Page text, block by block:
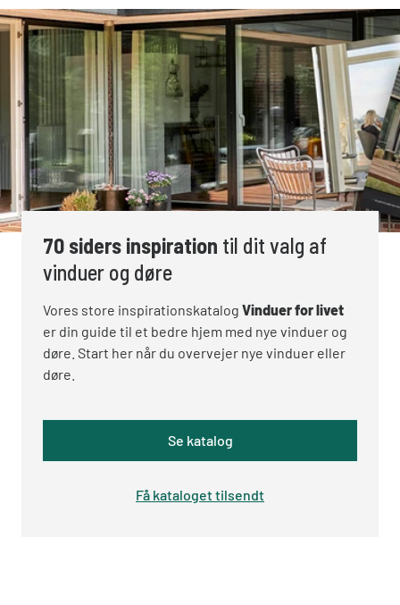
70 siders inspiration til dit valg af
vinduer og døre
Vores store inspirationskatalog Vinduer for livet
er din guide til et bedre hjem med nye vinduer og
døre. Start her når du overvejer nye vinduer eller
døre.
Se katalog
Få kataloget tilsendt